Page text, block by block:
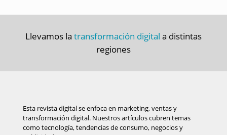
Llevamos la transformación digital a distintas
regiones
Esta revista digital se enfoca en marketing, ventas y
transformación digital. Nuestros artículos cubren temas
como tecnología, tendencias de consumo, negocios y